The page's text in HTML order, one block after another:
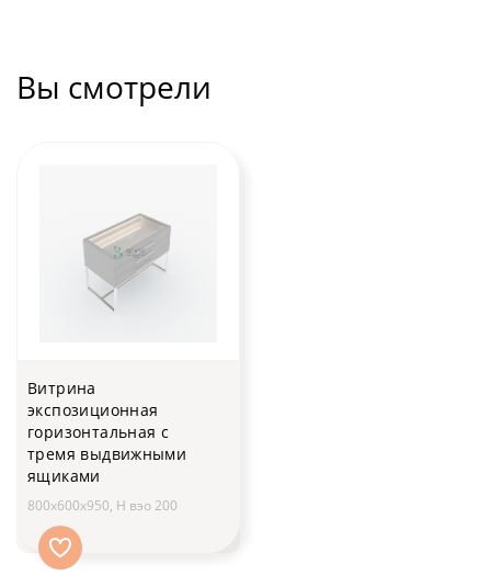
Вы смотрели
Витрина
экспозиционная
горизонтальная с
тремя выдвижными
ящиками
800x600x950, H вэо 200